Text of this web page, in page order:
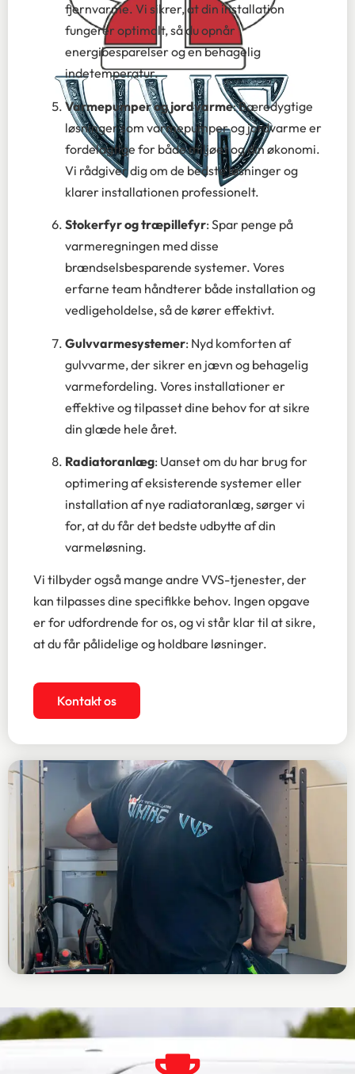
fjernvarme. Vi sikrer, at din installation
fungerer optimalt, så du opnår
energibesparelser og en behagelig
indetemperatur.
Varmepumper og jordvarme: Bæredygtige
løsninger som varmepumper og jordvarme er
fordelagtige for både miljøet og din økonomi.
Vi rådgiver dig om de bedste løsninger og
klarer installationen professionelt.
Stokerfyr og træpillefyr: Spar penge på
varmeregningen med disse
brændselsbesparende systemer. Vores
erfarne team håndterer både installation og
vedligeholdelse, så de kører effektivt.
Gulvvarmesystemer: Nyd komforten af
gulvvarme, der sikrer en jævn og behagelig
varmefordeling. Vores installationer er
effektive og tilpasset dine behov for at sikre
din glæde hele året.
Radiatoranlæg: Uanset om du har brug for
optimering af eksisterende systemer eller
installation af nye radiatoranlæg, sørger vi
for, at du får det bedste udbytte af din
varmeløsning.
Vi tilbyder også mange andre VVS-tjenester, der
kan tilpasses dine specifikke behov. Ingen opgave
er for udfordrende for os, og vi står klar til at sikre,
at du får pålidelige og holdbare løsninger.
Kontakt os